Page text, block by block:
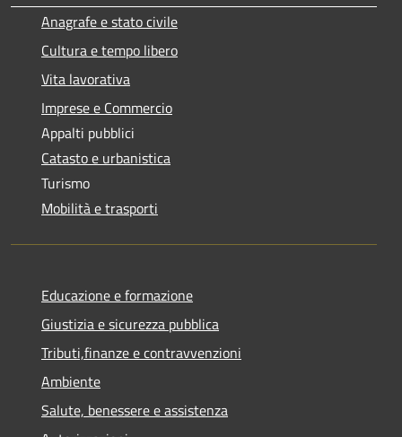
Anagrafe e stato civile
Cultura e tempo libero
Vita lavorativa
Imprese e Commercio
Appalti pubblici
Catasto e urbanistica
Turismo
Mobilità e trasporti
Educazione e formazione
Giustizia e sicurezza pubblica
Tributi,finanze e contravvenzioni
Ambiente
Salute, benessere e assistenza